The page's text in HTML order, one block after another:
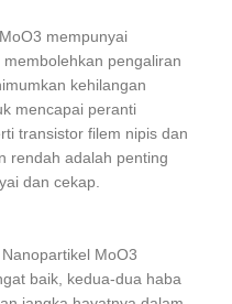
mempunyai
pengaliran
kehilangan
mencapai peranti
transistor filem nipis dan
rendah adalah penting
dan cekap.
MoO3
baik, kedua-dua haba